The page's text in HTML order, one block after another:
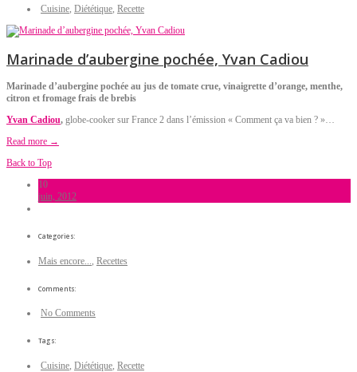
Cuisine, Diététique, Recette
Marinade d’aubergine pochée, Yvan Cadiou
Marinade d’aubergine pochée au jus de tomate crue, vinaigrette d’orange, menthe,
citron et fromage frais de brebis
Yvan Cadiou, globe-cooker sur France 2 dans l’émission « Comment ça va bien ? »…
Read more →
Back to Top
10
juin, 2012
Categories:
Mais encore... Recettes
Comments:
No Comments
Tags:
Cuisine Diététique Recette